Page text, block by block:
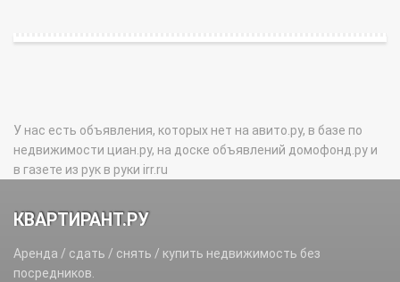
У нас есть объявления, которых нет на авито.ру, в базе по
недвижимости циан.ру, на доске объявлений домофонд.ру и
в газете из рук в руки irr.ru
КВАРТИРАНТ.РУ
Аренда / сдать / снять / купить недвижимость без
посредников.